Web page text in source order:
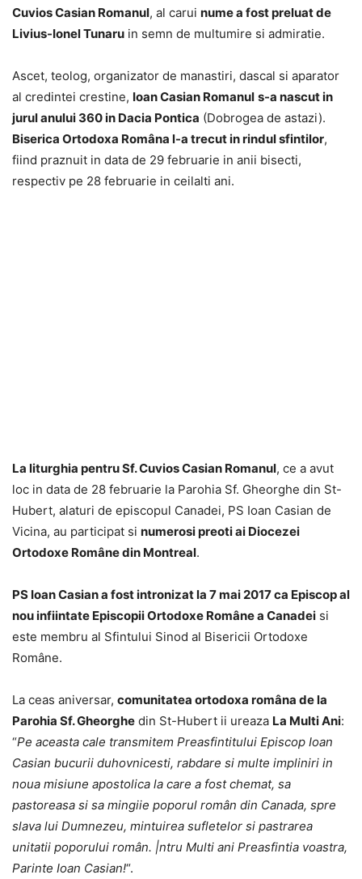
Cuvios Casian Romanul, al carui nume a fost preluat de
Livius-Ionel Tunaru in semn de multumire si admiratie.
Ascet, teolog, organizator de manastiri, dascal si aparator
al credintei crestine, Ioan Casian Romanul s-a nascut in
jurul anului 360 in Dacia Pontica (Dobrogea de astazi).
Biserica Ortodoxa Româna l-a trecut in rindul sfintilor,
fiind praznuit in data de 29 februarie in anii bisecti,
respectiv pe 28 februarie in ceilalti ani.
La liturghia pentru Sf. Cuvios Casian Romanul, ce a avut
loc in data de 28 februarie la Parohia Sf. Gheorghe din St-
Hubert, alaturi de episcopul Canadei, PS Ioan Casian de
Vicina, au participat si numerosi preoti ai Diocezei
Ortodoxe Române din Montreal.
PS Ioan Casian a fost intronizat la 7 mai 2017 ca Episcop al
nou infiintate Episcopii Ortodoxe Române a Canadei si
este membru al Sfintului Sinod al Bisericii Ortodoxe
Române.
La ceas aniversar, comunitatea ortodoxa româna de la
Parohia Sf. Gheorghe din St-Hubert ii ureaza La Multi Ani:
“Pe aceasta cale transmitem Preasfintitului Episcop Ioan
Casian bucurii duhovnicesti, rabdare si multe impliniri in
noua misiune apostolica la care a fost chemat, sa
pastoreasa si sa mingiie poporul român din Canada, spre
slava lui Dumnezeu, mintuirea sufletelor si pastrarea
unitatii poporului român. |ntru Multi ani Preasfintia voastra,
Parinte Ioan Casian!“.